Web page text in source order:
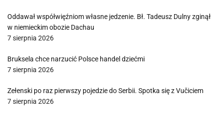
Oddawał współwięźniom własne jedzenie. Bł. Tadeusz Dulny zginął
w niemieckim obozie Dachau
7 sierpnia 2026
Bruksela chce narzucić Polsce handel dziećmi
7 sierpnia 2026
Zełenski po raz pierwszy pojedzie do Serbii. Spotka się z Vučiciem
7 sierpnia 2026